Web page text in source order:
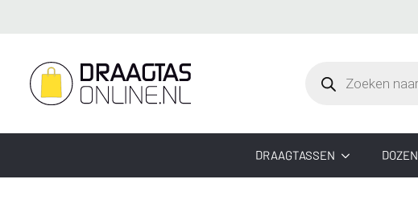
zoeken
DRAAGTASSEN DOZEN